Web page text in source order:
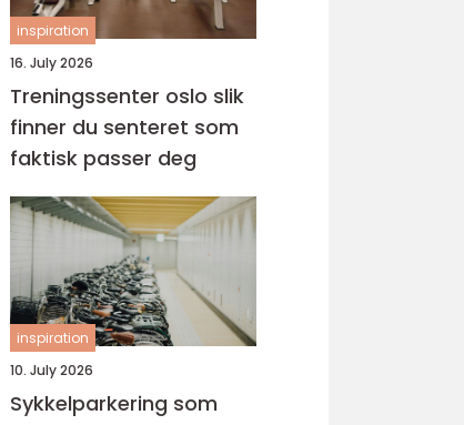
inspiration
16. July 2026
Treningssenter oslo slik
finner du senteret som
faktisk passer deg
inspiration
10. July 2026
Sykkelparkering som